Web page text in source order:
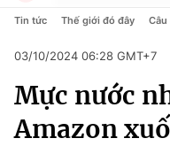
Chuyên mục
Chính trị
Chính trị
Pháp luật
Kinh tế
Thể thao
Truyền hình
Tin tức Thế giới đó đây
03/10/2024 06:28 GMT+7
Mực nước
Amazon